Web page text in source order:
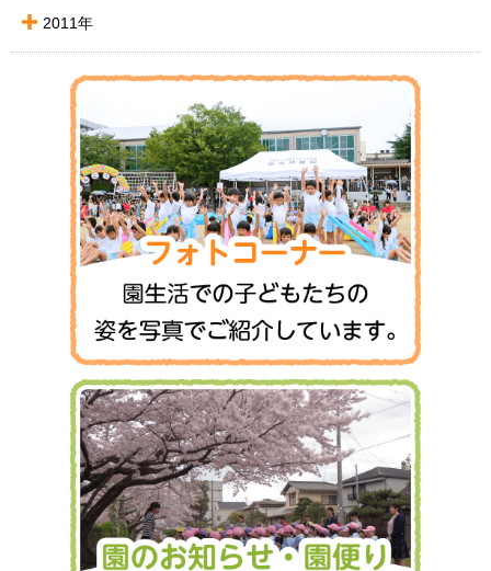
2011年